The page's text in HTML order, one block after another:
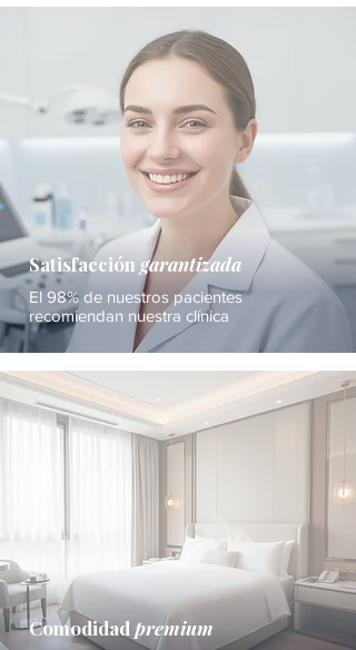
Satisfacción garantizada
El 98% de nuestros pacientes
recomiendan nuestra clínica
Comodidad premium